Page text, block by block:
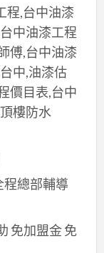
程,台中油漆
中油漆工程
傅,台中油漆
中,油漆估
價目表,台中
樓防水
總部輔導
免加盟金 免